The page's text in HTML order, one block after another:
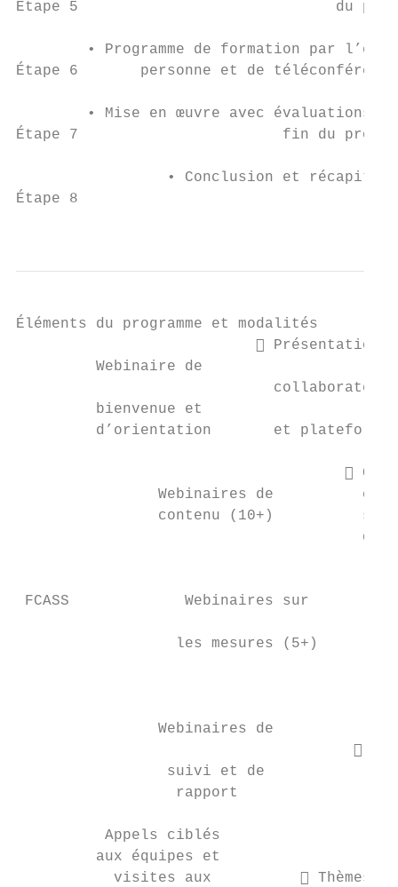
Étape 5                             du
• Programme de formation par
Étape 6       personne et de
• Mise en œuvre avec évaluations
Étape 7                       fin du projet
• Conclusion et
Étape 8
Éléments du programme et modalités
 Présentation
         Webinaire de
         bienvenue et
d’orientation       et

Webinaires de
contenu (10+)
FCASS             Webinaires sur
                  les mesures (5+)
                Webinaires de

                 suivi et de
rapport
          Appels ciblés
         aux équipes et
visites aux           Thèmes